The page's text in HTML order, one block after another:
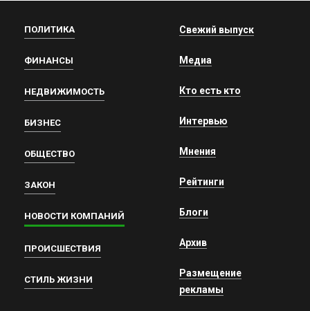
ПОЛИТИКА
ФИНАНСЫ
НЕДВИЖИМОСТЬ
БИЗНЕС
ОБЩЕСТВО
ЗАКОН
НОВОСТИ КОМПАНИЙ
ПРОИСШЕСТВИЯ
СТИЛЬ ЖИЗНИ
Свежий выпуск
Медиа
Кто есть кто
Интервью
Мнения
Рейтинги
Блоги
Архив
Размещение
рекламы